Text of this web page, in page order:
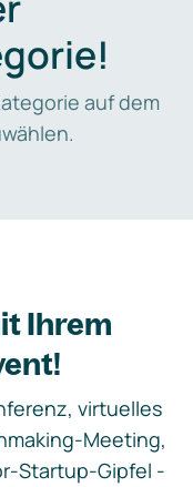
auf dem
Ihrem
virtuelles
Meeting,
Startup-Gipfel -